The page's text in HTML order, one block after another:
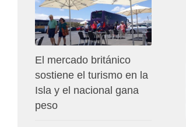
El mercado británico
sostiene el turismo en la
Isla y el nacional gana
peso